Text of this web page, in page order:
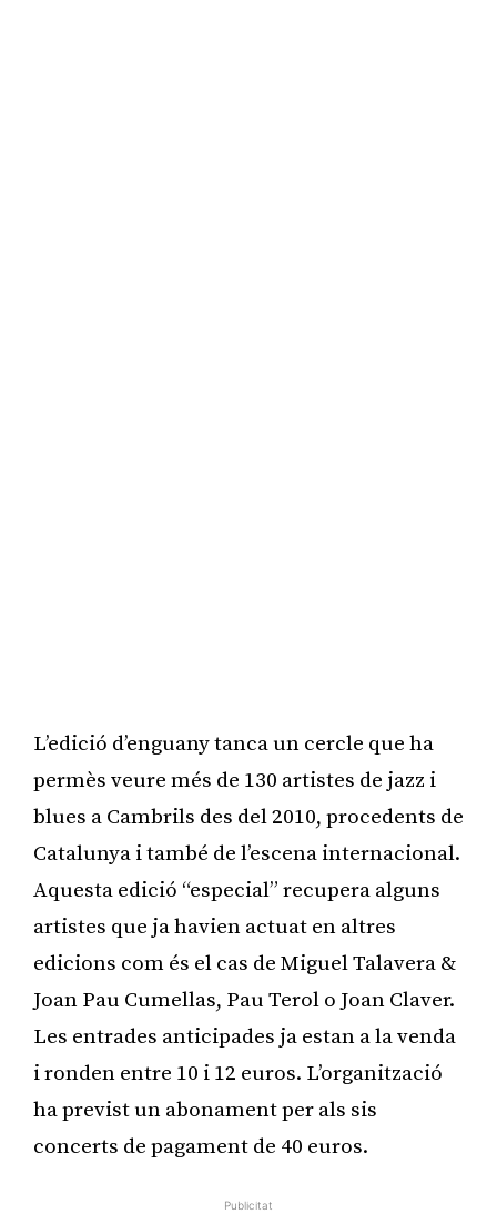
L’edició d’enguany tanca un cercle que ha
permès veure més de 130 artistes de jazz i
blues a Cambrils des del 2010, procedents de
Catalunya i també de l’escena internacional.
Aquesta edició “especial” recupera alguns
artistes que ja havien actuat en altres
edicions com és el cas de Miguel Talavera &
Joan Pau Cumellas, Pau Terol o Joan Claver.
Les entrades anticipades ja estan a la venda
i ronden entre 10 i 12 euros. L’organització
ha previst un abonament per als sis
concerts de pagament de 40 euros.
Publicitat